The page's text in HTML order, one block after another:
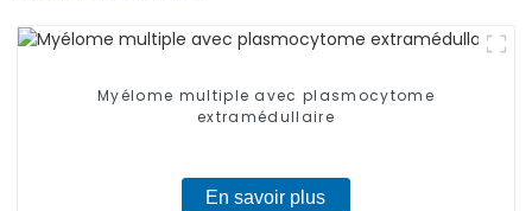
Myélome multiple avec plasmocytome
extramédullaire
En savoir plus